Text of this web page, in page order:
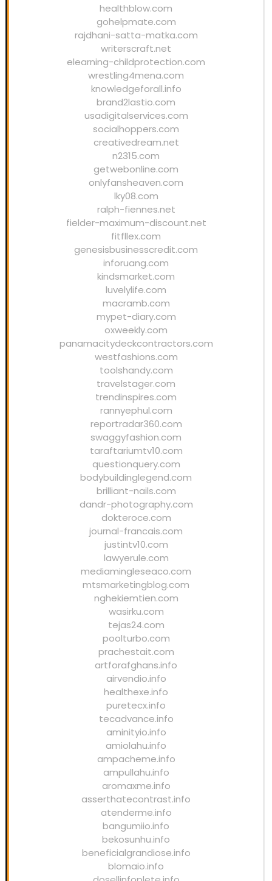
healthblow.com
gohelpmate.com
rajdhani-satta-matka.com
writerscraft.net
elearning-childprotection.com
wrestling4mena.com
knowledgeforall.info
brand2lastio.com
usadigitalservices.com
socialhoppers.com
creativedream.net
n2315.com
getwebonline.com
onlyfansheaven.com
lky08.com
ralph-fiennes.net
fielder-maximum-discount.net
fitfllex.com
genesisbusinesscredit.com
inforuang.com
kindsmarket.com
luvelylife.com
macramb.com
mypet-diary.com
oxweekly.com
panamacitydeckcontractors.com
westfashions.com
toolshandy.com
travelstager.com
trendinspires.com
rannyephul.com
reportradar360.com
swaggyfashion.com
taraftariumtv10.com
questionquery.com
bodybuildinglegend.com
brilliant-nails.com
dandr-photography.com
dokteroce.com
journal-francais.com
justintv10.com
lawyerule.com
mediamingleseaco.com
mtsmarketingblog.com
nghekiemtien.com
wasirku.com
tejas24.com
poolturbo.com
prachestait.com
artforafghans.info
airvendio.info
healthexe.info
puretecx.info
tecadvance.info
aminityio.info
amiolahu.info
ampacheme.info
ampullahu.info
aromaxme.info
asserthatecontrast.info
atenderme.info
bangumiio.info
bekosunhu.info
beneficialgrandiose.info
blomaio.info